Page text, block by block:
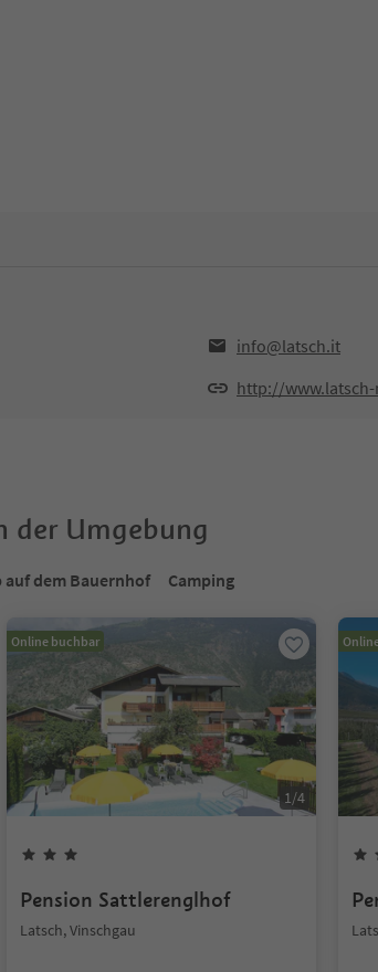
info@latsch.it
http://
der Umgebung
auf dem Bauernhof Camping
Online buchbar
1/4
Pension Sattlerenglhof
Latsch, Vinschgau